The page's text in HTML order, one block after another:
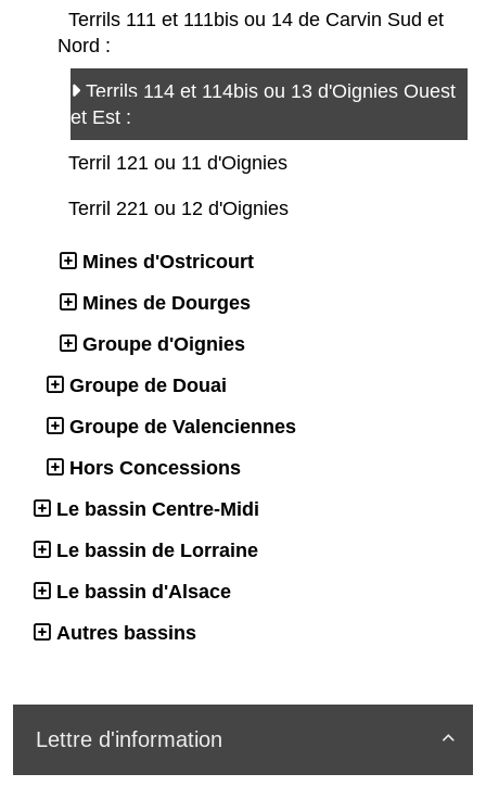
Terrils 111 et 111bis ou 14 de Carvin Sud et
Nord :
Terrils 114 et 114bis ou 13 d'Oignies Ouest
et Est :
Terril 121 ou 11 d'Oignies
Terril 221 ou 12 d'Oignies
Mines d'Ostricourt
Mines de Dourges
Groupe d'Oignies
Groupe de Douai
Groupe de Valenciennes
Hors Concessions
Le bassin Centre-Midi
Le bassin de Lorraine
Le bassin d'Alsace
Autres bassins

Lettre d'information